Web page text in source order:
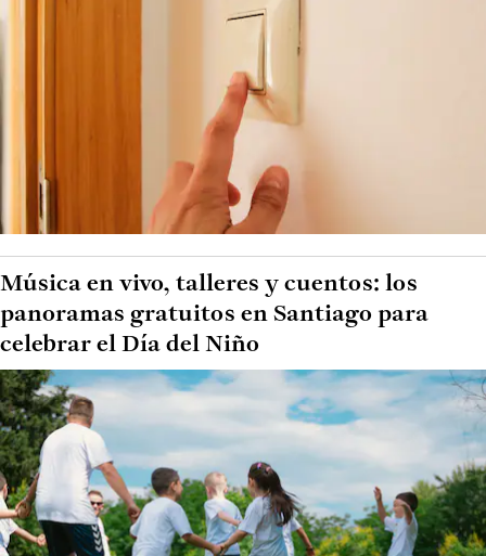
Música en vivo, talleres y cuentos: los
panoramas gratuitos en Santiago para
celebrar el Día del Niño